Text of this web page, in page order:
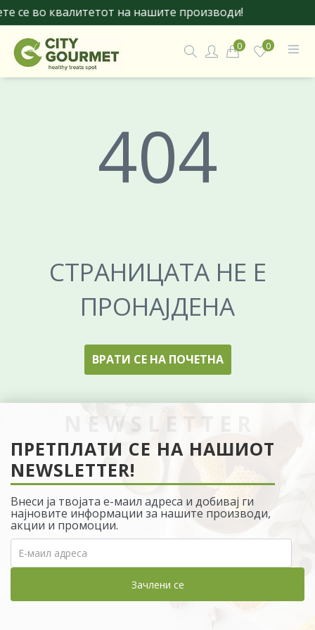
се во квалитетот на нашите производи!
0
0
404
СТРАНИЦАТА НЕ Е
ПРОНАЈДЕНА
ВРАТИ СЕ НА ПОЧЕТНА
ПРЕТПЛАТИ СЕ НА НАШИОТ
NEWSLETTER!
Внеси ја твојата е-маил адреса и добивај ги
најновите информации за нашите производи,
акции и промоции.
Зачлени се